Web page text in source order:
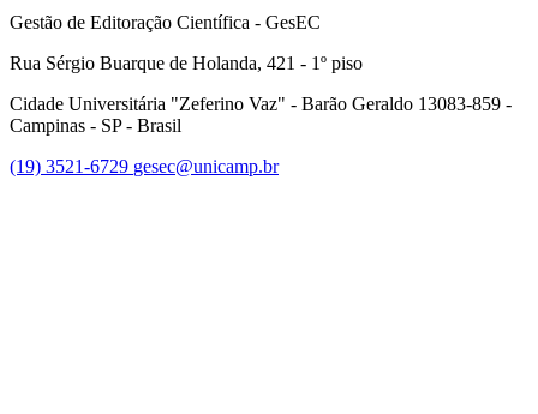
Gestão de Editoração Científica - GesEC
Rua Sérgio Buarque de Holanda, 421 - 1º piso
Cidade Universitária "Zeferino Vaz" - Barão Geraldo 13083-859 -
Campinas - SP - Brasil
(19) 3521-6729 gesec@unicamp.br